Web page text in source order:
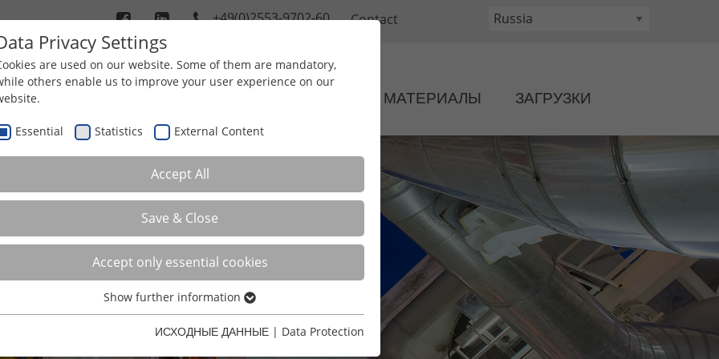
+49(0)2553-9702-60 Contact Russia
МАТЕРИАЛЫ ЗАГРУЗКИ
Privacy Settings
are used on our website. Some of them are mandatory,
others enable us to improve your user experience on our
Essential Statistics External Content
Accept All
Save & Close
Accept only essential cookies
Essential cookies are required for basic functions of the website.
Show further information
ИСХОДНЫЕ ДАННЫЕ | Data Protection